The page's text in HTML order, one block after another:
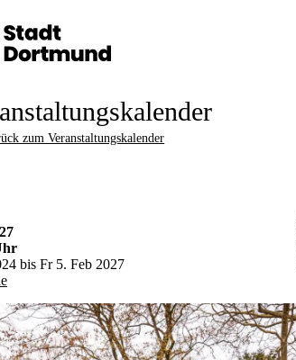
zum Veranstaltungskalender
bis Fr 5. Feb 2027